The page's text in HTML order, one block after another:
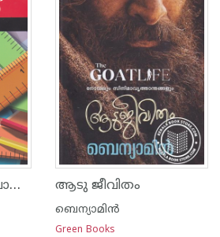
ഗണിതശാസ്ത്ര പ്രൊജക്ടുകള്‍ ആടു ജീവിതം
ബെന്യാമിന്‍
Green Books